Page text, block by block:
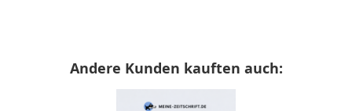
Andere Kunden kauften auch: